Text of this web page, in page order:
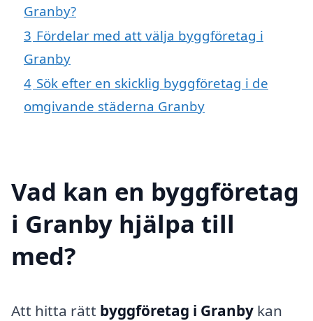
Granby?
3 Fördelar med att välja byggföretag i
Granby
4 Sök efter en skicklig byggföretag i de
omgivande städerna Granby
Vad kan en byggföretag
i Granby hjälpa till
med?
Att hitta rätt byggföretag i Granby kan